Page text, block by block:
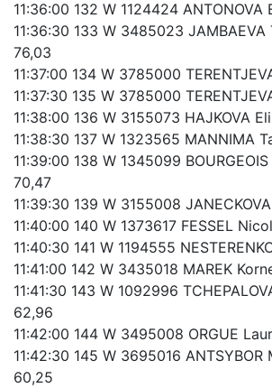
11:36:00 132 W 1124424 ANTONOVA
11:36:30 133 W 3485023 JAMBAEVA
76,03
11:37:00 134 W 3785000
11:37:30 135 W 3785000
11:38:00 136 W 3155073 HAJKOVA
11:38:30 137 W 1323565 MANNIMA
11:39:00 138 W 1345099
70,47
11:39:30 139 W 3155008
11:40:00 140 W 1373617 FESSEL
11:40:30 141 W 1194555
11:41:00 142 W 3435018 MAREK
11:41:30 143 W 1092996
62,96
11:42:00 144 W 3495008 ORGUE
11:42:30 145 W 3695016 ANTSYBOR
60,25